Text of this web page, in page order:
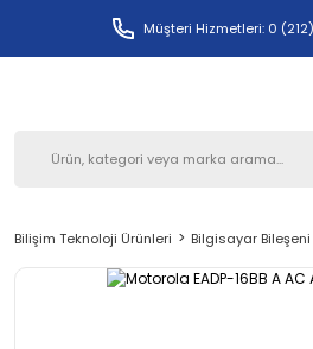
Müşteri Hizmetleri: 0
Bilişim Teknoloji Ürünleri Bilgisayar Bileşeni